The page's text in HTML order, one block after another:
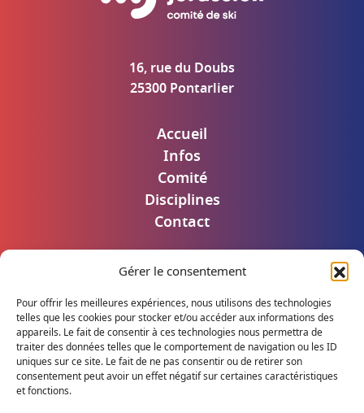
Gérer le consentement
Pour offrir les meilleures expériences, nous utilisons des technologies
telles que les cookies pour stocker et/ou accéder aux informations des
appareils. Le fait de consentir à ces technologies nous permettra de
traiter des données telles que le comportement de navigation ou les ID
uniques sur ce site. Le fait de ne pas consentir ou de retirer son
consentement peut avoir un effet négatif sur certaines caractéristiques
et fonctions.
16, rue du Doubs
25300 Pontarlier
Accueil
Infos
Comité
Disciplines
Contact
Mentions légales
Accès utilisateur
Suivez notre actualité